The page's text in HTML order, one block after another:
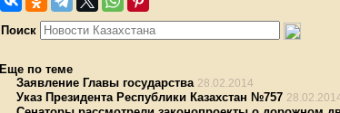
Поиск
Еще по теме
Заявление Главы государства 28.02.2014
Указ Президента Республики Казахстан №757